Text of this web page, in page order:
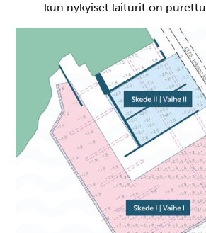
kun nykyiset laiturit on purettu